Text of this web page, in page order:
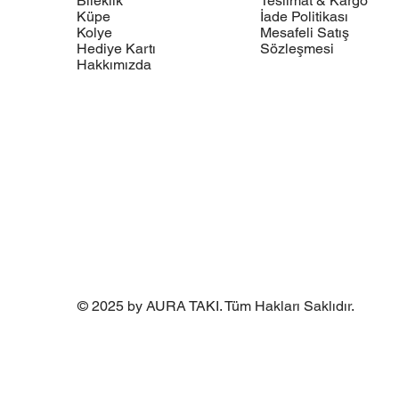
Küpe
Kolye
Hediye Kartı
Hakkımızda
İade Politikası
Mesafeli Satış
Sözleşmesi
© 2025 by AURA TAKI. Tüm Hakları Saklıdır.